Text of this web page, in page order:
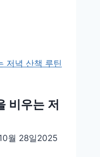
비우는 저
월 28일2025